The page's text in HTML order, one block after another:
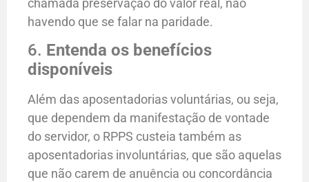
chamada preservação do valor real, não
havendo que se falar na paridade.
6. Entenda os benefícios
disponíveis
Além das aposentadorias voluntárias, ou seja,
que dependem da manifestação de vontade
do servidor, o RPPS custeia também as
aposentadorias involuntárias, que são aquelas
que não carem de anuência ou concordância